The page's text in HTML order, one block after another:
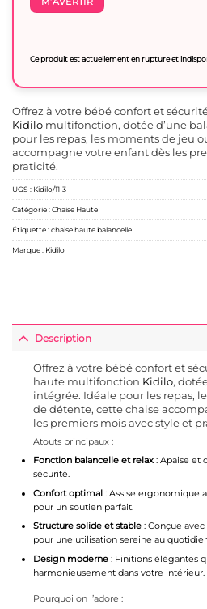
Offrez à votre bébé confort et
Kidilo multifonction, dotée d’une
pour les repas, les moments de jeu
accompagne votre enfant dès les
praticité.
Ce produit est actuellement en rupture et
UGS : Kidilo/11-3
Catégorie :Chaise Haute
Étiquette :chaise haute balancelle
Marque : Kidilo
Description
Offrez à votre bébé confort et
haute multifonction Kidilo,
intégrée. Idéale pour les repas,
de détente, cette chaise
les premiers mois avec style et
Atouts principaux :
Fonction balancelle et relax: Apaise et
sécurité.
Confort optimal: Assise ergonomique
pour un soutien parfait.
Structure solide et stable: Conçue
pour une utilisation sereine au
Design moderne: Finitions élégantes
harmonieusement dans votre intérieur.
Pourquoi on l’adore :